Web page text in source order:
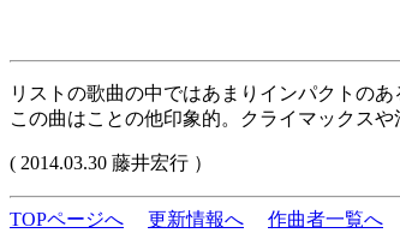
リストの歌曲の中ではあまりインパクトの
この曲はことの他印象的。クライマックス
( 2014.03.30 藤井宏行 ）
TOPページへ 更新情報へ 作曲者一覧へ